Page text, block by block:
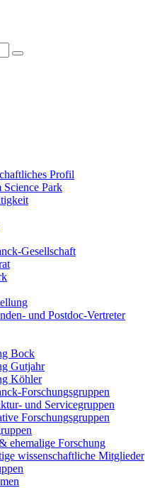
Profil
Science Park
Gesellschaft
und Postdoc-Vertreter
Bock
Gutjahr
Köhler
Forschungsgruppen
und Servicegruppen
Forschungsgruppen
ehemalige Forschung
wissenschaftliche Mitglieder